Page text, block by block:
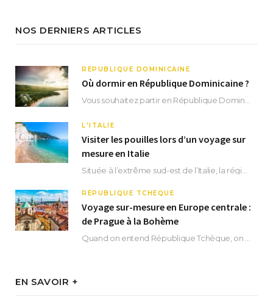
NOS DERNIERS ARTICLES
RÉPUBLIQUE DOMINICAINE
Où dormir en République Dominicaine ?
L'ITALIE
Visiter les pouilles lors d’un voyage sur
mesure en Italie
RÉPUBLIQUE TCHÈQUE
Voyage sur-mesure en Europe centrale :
de Prague à la Bohème
EN SAVOIR +